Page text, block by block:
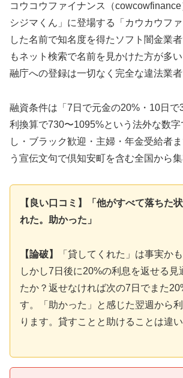
コウコウファイナンス（
シジマくん」に登場する「カウカウフ
した名前で知名度を得たソフト闇金業
もネット検索で名前を見かけた方が多
融庁への登録は一切なく完全な違法業者
融資条件は「7日で元金の20%・10日で
利換算で730〜1095%という法外な数
し・ブラック歓迎・主婦・年金受給者
う宣伝文句で倶知安町を含む全国から集
【良い口コミ】「他がすべて落ちた
れた。助かった」
【論破】
「貸してくれた」は事実か
しかし7日後に20%の利息を返せる見
たか？返せなければ次の7日でまた
す。「助かった」と感じた翌週から
ります。貸すことと助けることは違い